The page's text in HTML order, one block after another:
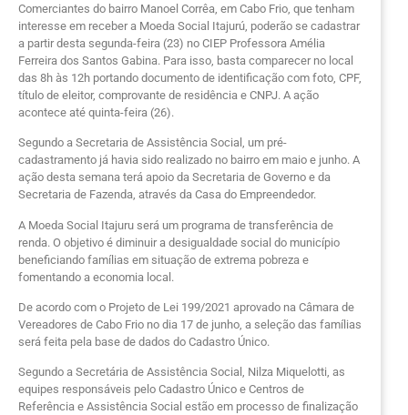
Comerciantes do bairro Manoel Corrêa, em Cabo Frio, que tenham
interesse em receber a Moeda Social Itajurú, poderão se cadastrar
a partir desta segunda-feira (23) no CIEP Professora Amélia
Ferreira dos Santos Gabina. Para isso, basta comparecer no local
das 8h às 12h portando documento de identificação com foto, CPF,
título de eleitor, comprovante de residência e CNPJ. A ação
acontece até quinta-feira (26).
Segundo a Secretaria de Assistência Social, um pré-
cadastramento já havia sido realizado no bairro em maio e junho. A
ação desta semana terá apoio da Secretaria de Governo e da
Secretaria de Fazenda, através da Casa do Empreendedor.
A Moeda Social Itajuru será um programa de transferência de
renda. O objetivo é diminuir a desigualdade social do município
beneficiando famílias em situação de extrema pobreza e
fomentando a economia local.
De acordo com o Projeto de Lei 199/2021 aprovado na Câmara de
Vereadores de Cabo Frio no dia 17 de junho, a seleção das famílias
será feita pela base de dados do Cadastro Único.
Segundo a Secretária de Assistência Social, Nilza Miquelotti, as
equipes responsáveis pelo Cadastro Único e Centros de
Referência e Assistência Social estão em processo de finalização